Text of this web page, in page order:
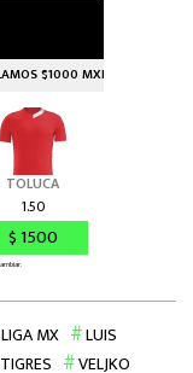
LIGA MX
LUIS
TIGRES
VELJKO